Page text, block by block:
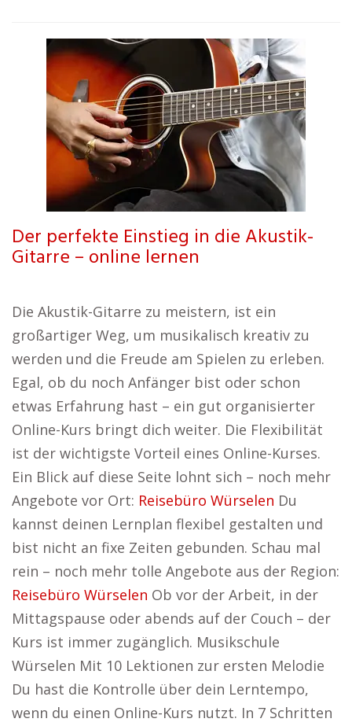
Der perfekte Einstieg in die Akustik-
Gitarre – online lernen
Die Akustik-Gitarre zu meistern, ist ein
großartiger Weg, um musikalisch kreativ zu
werden und die Freude am Spielen zu erleben.
Egal, ob du noch Anfänger bist oder schon
etwas Erfahrung hast – ein gut organisierter
Online-Kurs bringt dich weiter. Die Flexibilität
ist der wichtigste Vorteil eines Online-Kurses.
Ein Blick auf diese Seite lohnt sich – noch mehr
Angebote vor Ort: Reisebüro Würselen Du
kannst deinen Lernplan flexibel gestalten und
bist nicht an fixe Zeiten gebunden. Schau mal
rein – noch mehr tolle Angebote aus der Region:
Reisebüro Würselen Ob vor der Arbeit, in der
Mittagspause oder abends auf der Couch – der
Kurs ist immer zugänglich. Musikschule
Würselen Mit 10 Lektionen zur ersten Melodie
Du hast die Kontrolle über dein Lerntempo,
wenn du einen Online-Kurs nutzt. In 7 Schritten